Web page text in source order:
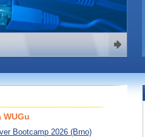
Bootcamp 2026 (Brno)